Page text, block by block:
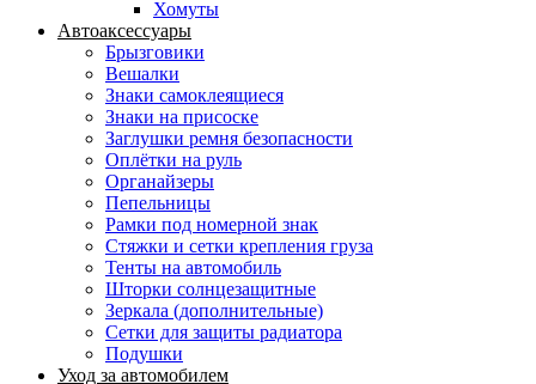
Хомуты
Автоаксессуары
Брызговики
Вешалки
Знаки самоклеящиеся
Знаки на присоске
Заглушки ремня безопасности
Оплётки на руль
Органайзеры
Пепельницы
Рамки под номерной знак
Стяжки и сетки крепления груза
Тенты на автомобиль
Шторки солнцезащитные
Зеркала (дополнительные)
Сетки для защиты радиатора
Подушки
Уход за автомобилем